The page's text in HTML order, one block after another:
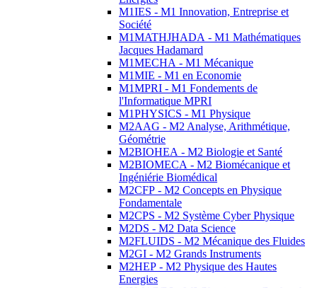
M1IES - M1 Innovation, Entreprise et
Société
M1MATHJHADA - M1 Mathématiques
Jacques Hadamard
M1MECHA - M1 Mécanique
M1MIE - M1 en Economie
M1MPRI - M1 Fondements de
l'Informatique MPRI
M1PHYSICS - M1 Physique
M2AAG - M2 Analyse, Arithmétique,
Géométrie
M2BIOHEA - M2 Biologie et Santé
M2BIOMECA - M2 Biomécanique et
Ingéniérie Biomédical
M2CFP - M2 Concepts en Physique
Fondamentale
M2CPS - M2 Système Cyber Physique
M2DS - M2 Data Science
M2FLUIDS - M2 Mécanique des Fluides
M2GI - M2 Grands Instruments
M2HEP - M2 Physique des Hautes
Energies